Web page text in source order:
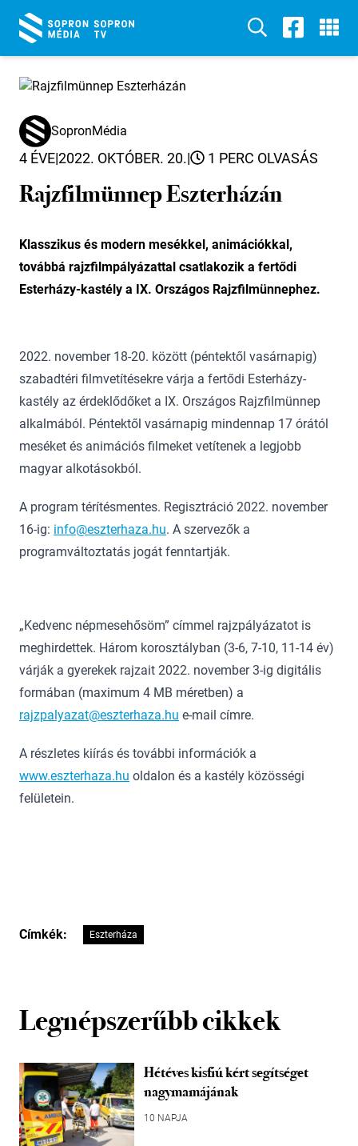
SopronMédia
4 ÉVE|2022. OKTÓBER. 20.| 1 PERC OLVASÁS
Rajzfilmünnep Eszterházán
Klasszikus és modern mesékkel, animációkkal,
továbbá rajzfilmpályázattal csatlakozik a fertődi
Esterházy-kastély a IX. Országos Rajzfilmünnephez.
2022. november 18-20. között (péntektől vasárnapig)
szabadtéri filmvetítésekre várja a fertődi Esterházy-
kastély az érdeklődőket a IX. Országos Rajzfilmünnep
alkalmából. Péntektől vasárnapig mindennap 17 órától
meséket és animációs filmeket vetítenek a legjobb
magyar alkotásokból.
A program térítésmentes. Regisztráció 2022. november
16-ig: info@eszterhaza.hu. A szervezők a
programváltoztatás jogát fenntartják.
„Kedvenc népmesehősöm” címmel rajzpályázatot is
meghirdettek. Három korosztályban (3-6, 7-10, 11-14 év)
várják a gyerekek rajzait 2022. november 3-ig digitális
formában (maximum 4 MB méretben) a
rajzpalyazat@eszterhaza.hu e-mail címre.
A részletes kiírás és további információk a
www.eszterhaza.hu oldalon és a kastély közösségi
felületein.
Címkék: Eszterháza
Legnépszerűbb cikkek
Hétéves kisfiú kért segítséget
nagymamájának
10 NAPJA